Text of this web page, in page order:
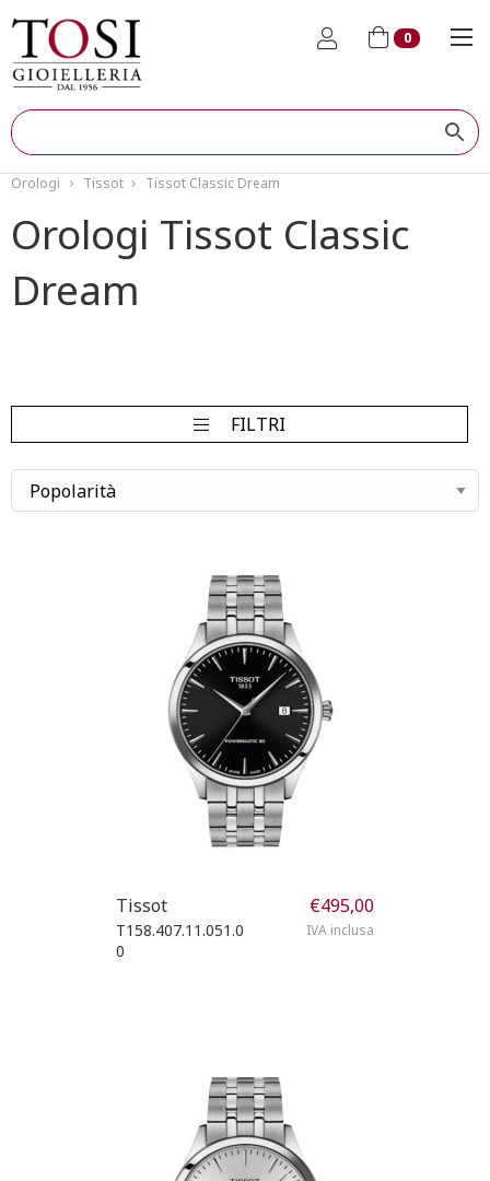
0
Orologi Tissot Tissot Classic Dream
Orologi Tissot Classic
Dream
FILTRI
Tissot
T158.407.11.051.0
0
€495,00
IVA inclusa